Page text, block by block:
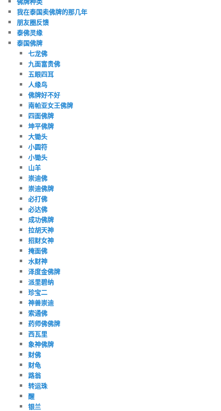
我在泰国卖佛牌的那几年
朋友圈反馈
泰佛灵缘
泰国佛牌
七龙佛
九面富贵佛
五眼四耳
人缘鸟
佛牌好不好
南帕亚女王佛牌
四面佛牌
坤平佛牌
大锄头
小圆符
小锄头
山羊
崇迪佛
崇迪佛牌
必打佛
必达佛
成功佛牌
拉胡天神
招财女神
掩面佛
水财神
泽度金佛牌
派里碧纳
珍宝二
神兽崇迪
索通佛
药师佛佛牌
西瓦里
象神佛牌
财佛
财龟
路翁
转运珠
醒
银兰